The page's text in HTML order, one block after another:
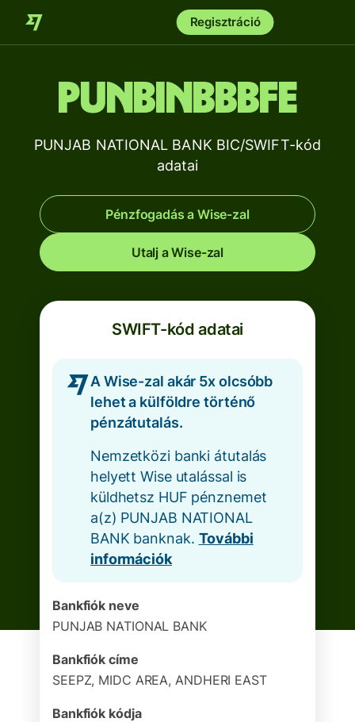
Regisztráció
PUNBINBBBFE
PUNJAB NATIONAL BANK BIC/SWIFT-kód
adatai
Pénzfogadás a Wise-zal
Utalj a Wise-zal
SWIFT-kód adatai
A Wise-zal akár 5x olcsóbb
lehet a külföldre történő
pénzátutalás.
Nemzetközi banki átutalás
helyett Wise utalással is
küldhetsz HUF pénznemet
a(z) PUNJAB NATIONAL
BANK banknak. További
információk
Bankfiók neve
PUNJAB NATIONAL BANK
Bankfiók címe
SEEPZ, MIDC AREA, ANDHERI EAST
Bankfiók kódja